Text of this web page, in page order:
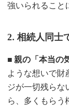
強いられること
2. 相続人同士
■ 親の「本当の
ような想いで財
ジが一切残らな
ら、多くもらう